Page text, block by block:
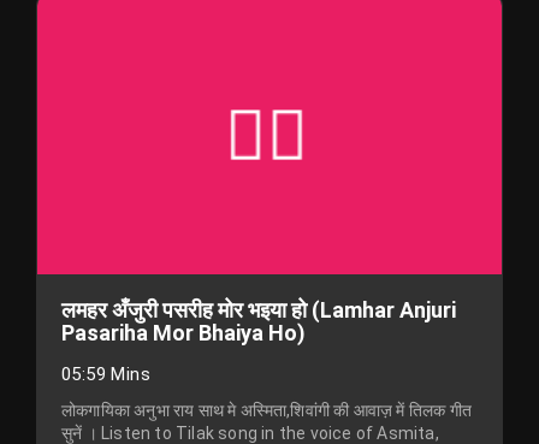
लमहर अँजुरी पसरीह मोर भइया हो (Lamhar Anjuri
Pasariha Mor Bhaiya Ho)
05:59 Mins
लोकगायिका अनुभा राय साथ मे अस्मिता,शिवांगी की आवाज़ में तिलक गीत
सुनें । Listen to Tilak song in the voice of Asmita,